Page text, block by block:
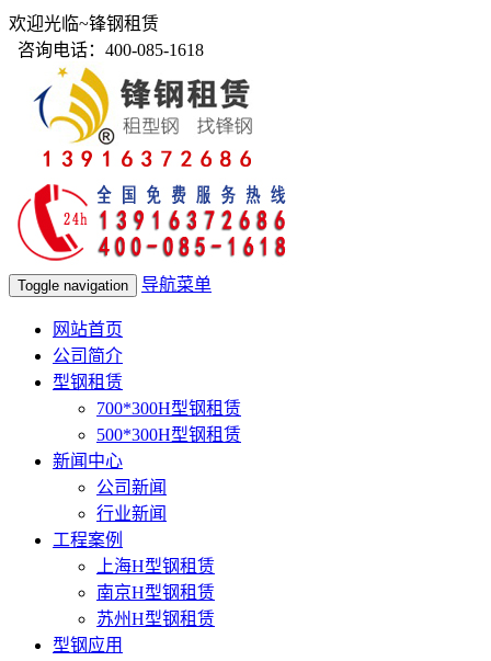
欢迎光临~锋钢租赁
咨询电话：400-085-1618
Toggle navigation 导航菜单
网站首页
公司简介
型钢租赁
700*300H型钢租赁
500*300H型钢租赁
新闻中心
公司新闻
行业新闻
工程案例
上海H型钢租赁
南京H型钢租赁
苏州H型钢租赁
型钢应用